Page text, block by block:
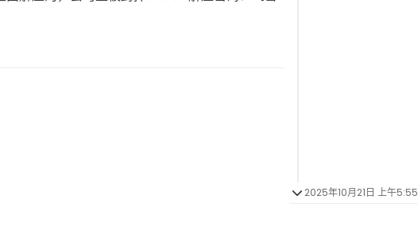
2025年10月21日 上午5:55